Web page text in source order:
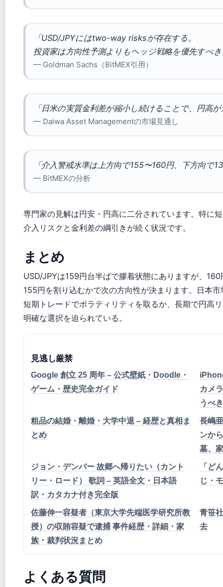
「USD/JPYにはtwo-way risksが存在する。
投資家は方向性予測よりもヘッジ戦略を優先すべ
— Goldman Sachs（BitMEX引用）
「日米の実質金利差が縮小し続けることで、円高
— Daiwa Asset Managementの市場見通し
「介入警戒水準は上方向で155〜160円、下方向で
— BitMEXの分析
専門家の見解は円安・円高に二分されています。特に
介入リスクと金利差の綱引きが続く状況です。
まとめ
USD/JPYは159円台半ばで膠着状態にありますが、
155円を割り込むかで次の方向性が決まります。日本
短期トレードでボラティリティを取るか、長期で円高
明確な選択を迫られている。
見逃し厳禁
Google 創立 25 周年 – 公式壁紙・Doodle・
ゲーム・歴史完全ガイド
カメ
うべ
粗品の結婚・離婚・大学中退 – 経歴と真相ま
とめ
長嶋
ンか
墓、
ジョン・デンバー 故郷へ帰りたい（カント
リー・ロード） 歌詞 – 英語全文・日本語
訳・カタカナ付き完全版
「ど
じ・
佐藤伸一容疑者（東京大学先端医学研究所教
授）の収賄容疑で逮捕 事件経歴・詳細・家
族・裁判状況まとめ
青笹
去
よくある質問